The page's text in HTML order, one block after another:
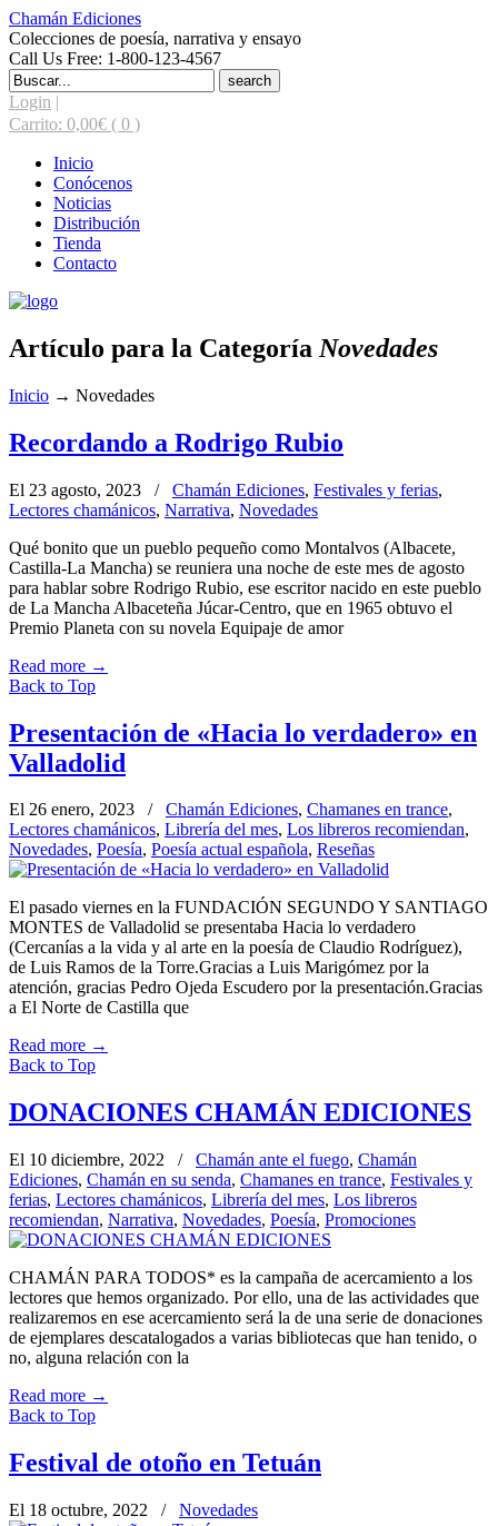
Chamán Ediciones
Colecciones de poesía, narrativa y ensayo
Call Us Free: 1-800-123-4567
Search
for:
Login |
Carrito: 0,00€ ( 0 )
Inicio
Conócenos
Noticias
Distribución
Tienda
Contacto
Artículo para la Categoría Novedades
Inicio → Novedades
Recordando a Rodrigo Rubio
El 23 agosto, 2023 / Chamán Ediciones, Festivales y ferias,
Lectores chamánicos, Narrativa, Novedades
Qué bonito que un pueblo pequeño como Montalvos (Albacete,
Castilla-La Mancha) se reuniera una noche de este mes de agosto
para hablar sobre Rodrigo Rubio, ese escritor nacido en este pueblo
de La Mancha Albaceteña Júcar-Centro, que en 1965 obtuvo el
Premio Planeta con su novela Equipaje de amor
Read more →
Back to Top
Presentación de «Hacia lo verdadero» en
Valladolid
El 26 enero, 2023 / Chamán Ediciones, Chamanes en trance,
Lectores chamánicos, Librería del mes, Los libreros recomiendan,
Novedades, Poesía, Poesía actual española, Reseñas
El pasado viernes en la FUNDACIÓN SEGUNDO Y SANTIAGO
MONTES de Valladolid se presentaba Hacia lo verdadero
(Cercanías a la vida y al arte en la poesía de Claudio Rodríguez),
de Luis Ramos de la Torre.Gracias a Luis Marigómez por la
atención, gracias Pedro Ojeda Escudero por la presentación.Gracias
a El Norte de Castilla que
Read more →
Back to Top
DONACIONES CHAMÁN EDICIONES
El 10 diciembre, 2022 / Chamán ante el fuego, Chamán
Ediciones, Chamán en su senda, Chamanes en trance, Festivales y
ferias, Lectores chamánicos, Librería del mes, Los libreros
recomiendan, Narrativa, Novedades, Poesía, Promociones
CHAMÁN PARA TODOS* es la campaña de acercamiento a los
lectores que hemos organizado. Por ello, una de las actividades que
realizaremos en ese acercamiento será la de una serie de donaciones
de ejemplares descatalogados a varias bibliotecas que han tenido, o
no, alguna relación con la
Read more →
Back to Top
Festival de otoño en Tetuán
El 18 octubre, 2022 / Novedades